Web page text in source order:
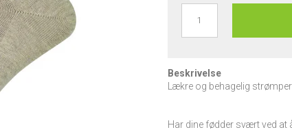
Beskrivelse
Lækre og behagelig
Har dine fødder svært ved at